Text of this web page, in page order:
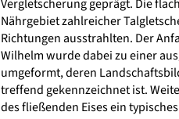
Vergletscherung geprägt. Die
Nährgebiet zahlreicher
Richtungen ausstrahlten. Der
Wilhelm wurde dabei zu einer
umgeformt, deren
treffend gekennzeichnet ist.
des fließenden Eises ein